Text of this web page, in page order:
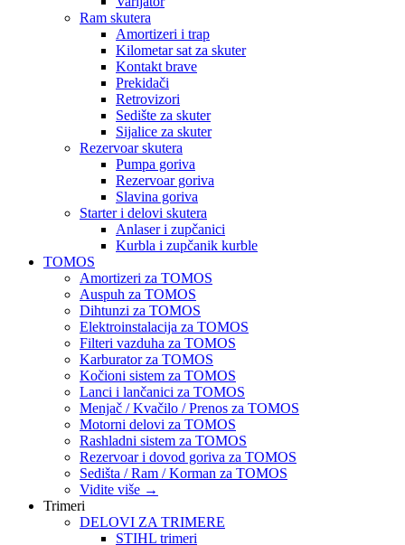
Ram skutera
Amortizeri i trap
Kilometar sat za skuter
Kontakt brave
Prekidači
Retrovizori
Sedište za skuter
Sijalice za skuter
Rezervoar skutera
Pumpa goriva
Rezervoar goriva
Slavina goriva
Starter i delovi skutera
Anlaser i zupčanici
Kurbla i zupčanik kurble
TOMOS
Amortizeri za TOMOS
Auspuh za TOMOS
Dihtunzi za TOMOS
Elektroinstalacija za TOMOS
Filteri vazduha za TOMOS
Karburator za TOMOS
Kočioni sistem za TOMOS
Lanci i lančanici za TOMOS
Menjač / Kvačilo / Prenos za TOMOS
Motorni delovi za TOMOS
Rashladni sistem za TOMOS
Rezervoar i dovod goriva za TOMOS
Sedišta / Ram / Korman za TOMOS
Vidite više →
Trimeri
DELOVI ZA TRIMERE
STIHL trimeri